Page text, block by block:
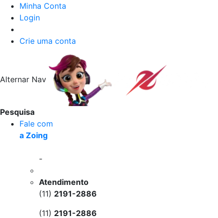
Minha Conta
Login
Crie uma conta
Alternar Nav
Pesquisa
Fale com
a Zoing
-
Atendimento
(11) 2191-2886
(11) 2191-2886